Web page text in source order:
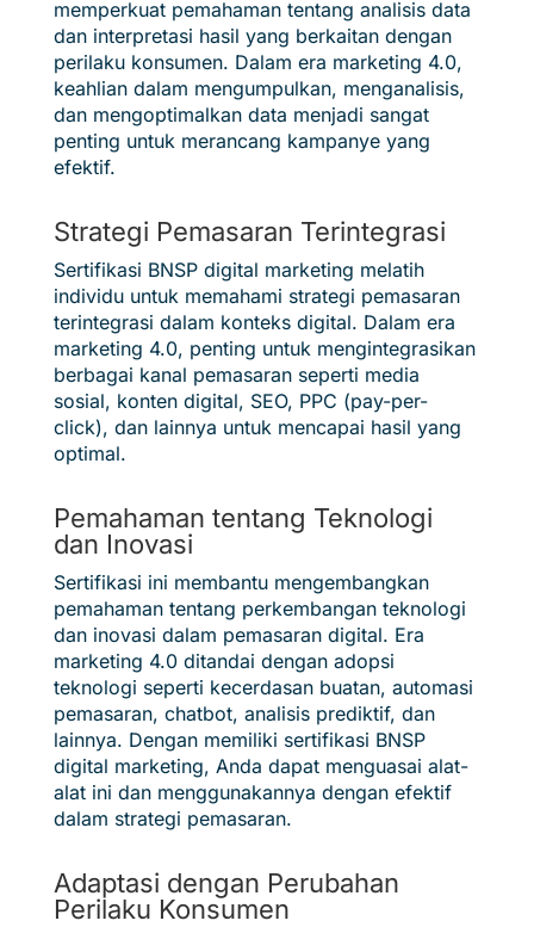
memperkuat pemahaman tentang analisis data
dan interpretasi hasil yang berkaitan dengan
perilaku konsumen. Dalam era marketing 4.0,
keahlian dalam mengumpulkan, menganalisis,
dan mengoptimalkan data menjadi sangat
penting untuk merancang kampanye yang
efektif.
Strategi Pemasaran Terintegrasi
Sertifikasi BNSP digital marketing melatih
individu untuk memahami strategi pemasaran
terintegrasi dalam konteks digital. Dalam era
marketing 4.0, penting untuk mengintegrasikan
berbagai kanal pemasaran seperti media
sosial, konten digital, SEO, PPC (pay-per-
click), dan lainnya untuk mencapai hasil yang
optimal.
Pemahaman tentang Teknologi
dan Inovasi
Sertifikasi ini membantu mengembangkan
pemahaman tentang perkembangan teknologi
dan inovasi dalam pemasaran digital. Era
marketing 4.0 ditandai dengan adopsi
teknologi seperti kecerdasan buatan, automasi
pemasaran, chatbot, analisis prediktif, dan
lainnya. Dengan memiliki sertifikasi BNSP
digital marketing, Anda dapat menguasai alat-
alat ini dan menggunakannya dengan efektif
dalam strategi pemasaran.
Adaptasi dengan Perubahan
Perilaku Konsumen